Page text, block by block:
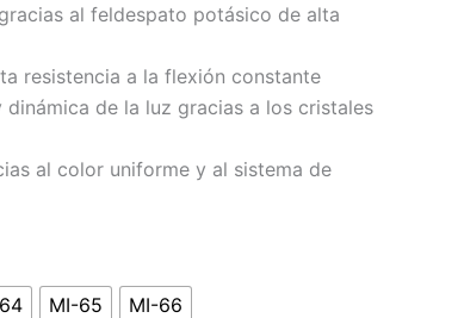
al feldespato potásico de alta
resistencia a la flexión constante
de la luz gracias a los cristales
al color uniforme y al sistema de
MI-65
MI-66